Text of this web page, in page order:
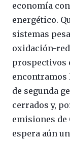
economía
energético.
sistemas
oxidación-
prospectivos
encontramos
de segunda
cerrados y,
emisiones de
espera aún